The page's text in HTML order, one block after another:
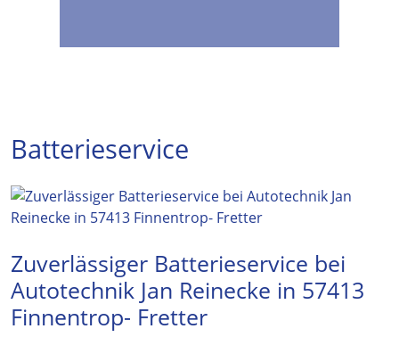
Batterieservice
Zuverlässiger Batterieservice bei
Autotechnik Jan Reinecke in 57413
Finnentrop- Fretter